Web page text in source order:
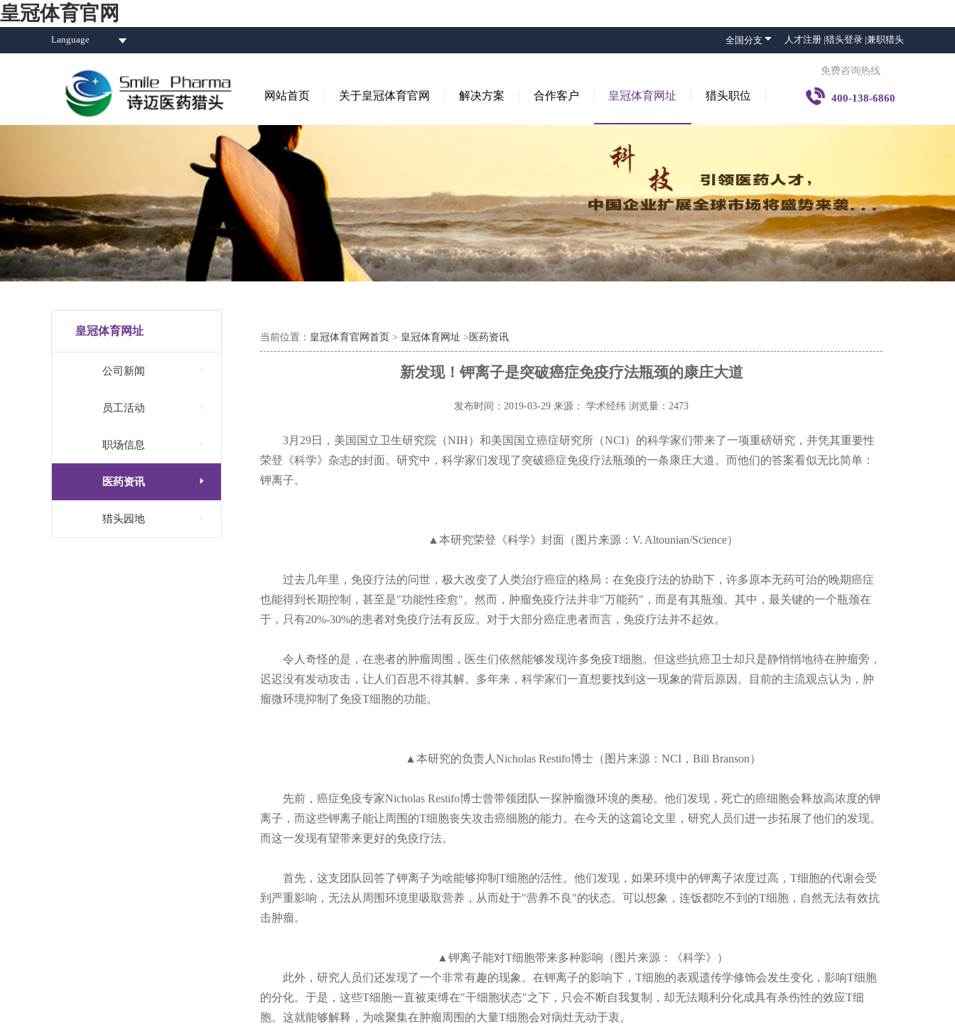
皇冠体育官网
Language 全国分支  人才注册 |猎头登录 |兼职猎头
网站首页 关于皇冠体育官网 解决方案 合作客户 皇冠体育网址 猎头职位
免费咨询热线
 400-138-6860
皇冠体育网址
公司新闻
员工活动
职场信息
医药资讯 
猎头园地
当前位置： 皇冠体育官网首页 > 皇冠体育网址 > 医药资讯
新发现！钾离子是突破癌症免疫疗法瓶颈的康庄大道
发布时间：2019-03-29 来源： 学术经纬 浏览量：2473
3月29日，美国国立卫生研究院（NIH）和美国国立癌症研究所（NCI）的科学家们带来了一项重磅研究，并凭其重要性
荣登《科学》杂志的封面。研究中，科学家们发现了突破癌症免疫疗法瓶颈的一条康庄大道。而他们的答案看似无比简单：
钾离子。
▲本研究荣登《科学》封面（图片来源：V. Altounian/Science）
过去几年里，免疫疗法的问世，极大改变了人类治疗癌症的格局：在免疫疗法的协助下，许多原本无药可治的晚期癌症
也能得到长期控制，甚至是"功能性痊愈"。然而，肿瘤免疫疗法并非"万能药"，而是有其瓶颈。其中，最关键的一个瓶颈在
于，只有20%-30%的患者对免疫疗法有反应。对于大部分癌症患者而言，免疫疗法并不起效。
令人奇怪的是，在患者的肿瘤周围，医生们依然能够发现许多免疫T细胞。但这些抗癌卫士却只是静悄悄地待在肿瘤旁，
迟迟没有发动攻击，让人们百思不得其解。多年来，科学家们一直想要找到这一现象的背后原因。目前的主流观点认为，肿
瘤微环境抑制了免疫T细胞的功能。
▲本研究的负责人Nicholas Restifo博士（图片来源：NCI，Bill Branson）
先前，癌症免疫专家Nicholas Restifo博士曾带领团队一探肿瘤微环境的奥秘。他们发现，死亡的癌细胞会释放高浓度的钾
离子，而这些钾离子能让周围的T细胞丧失攻击癌细胞的能力。在今天的这篇论文里，研究人员们进一步拓展了他们的发现。
而这一发现有望带来更好的免疫疗法。
首先，这支团队回答了钾离子为啥能够抑制T细胞的活性。他们发现，如果环境中的钾离子浓度过高，T细胞的代谢会受
到严重影响，无法从周围环境里吸取营养，从而处于"营养不良"的状态。可以想象，连饭都吃不到的T细胞，自然无法有效抗
击肿瘤。
▲钾离子能对T细胞带来多种影响（图片来源：《科学》）
此外，研究人员们还发现了一个非常有趣的现象。在钾离子的影响下，T细胞的表观遗传学修饰会发生变化，影响T细胞
的分化。于是，这些T细胞一直被束缚在"干细胞状态"之下，只会不断自我复制，却无法顺利分化成具有杀伤性的效应T细
胞。这就能够解释，为啥聚集在肿瘤周围的大量T细胞会对病灶无动于衷。